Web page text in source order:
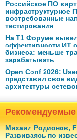
Российское ПО
инфраструктурное
востребованные
тестирования
На Т1 Форуме
эффективности ИТ
бизнеса: меньше
зарабатывать
Open Conf 2026:
представил свое
архитектуры
Рекомендуемые
Михаил Родионов,
Развиваясь по